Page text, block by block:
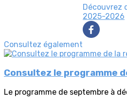
Découvrez
2025-2026
Consultez également
Consultez le programme
Le programme de septembre à